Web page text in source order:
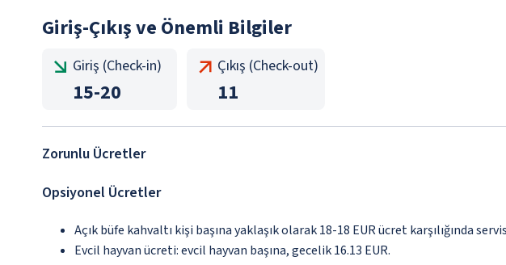
Giriş-Çıkış ve Önemli Bilgiler
Giriş (Check-in)
15-20
Çıkış (Check-out)
11
Zorunlu Ücretler
Opsiyonel Ücretler
Açık büfe kahvaltı kişi başına yaklaşık olarak 18-18 EUR ücret karşılığında
Evcil hayvan ücreti: evcil hayvan başına, gecelik 16.13 EUR.